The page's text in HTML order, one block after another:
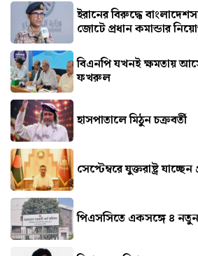
ইরানের বিরুদ্ধে
জোটে প্রধান কমান্ডার
বিএনপি যখনই ক্ষমতায়
ফখরুল
হাসপাতালে মিঠুন চক্রবর্তী
সেপ্টেম্বরে যুক্তরাষ্ট্র যাচ্ছেন
পিএসসিতে একসঙ্গে ৪